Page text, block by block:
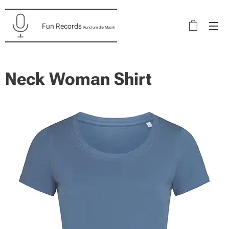
Fun Records Rund um die Musik
Neck Woman Shirt